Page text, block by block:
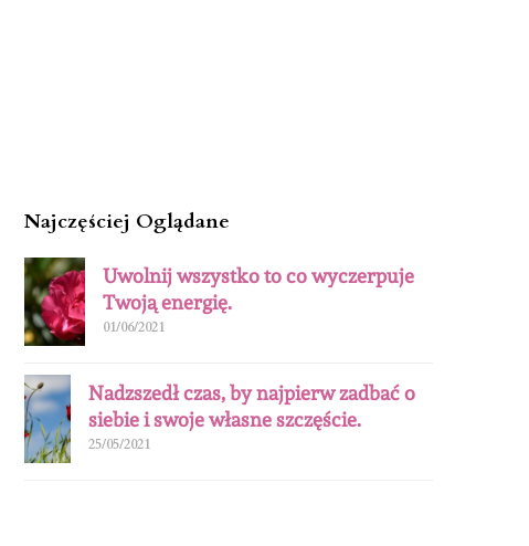
Najczęściej Oglądane
Uwolnij wszystko to co wyczerpuje
Twoją energię.
01/06/2021
Nadzszedł czas, by najpierw zadbać o
siebie i swoje własne szczęście.
25/05/2021